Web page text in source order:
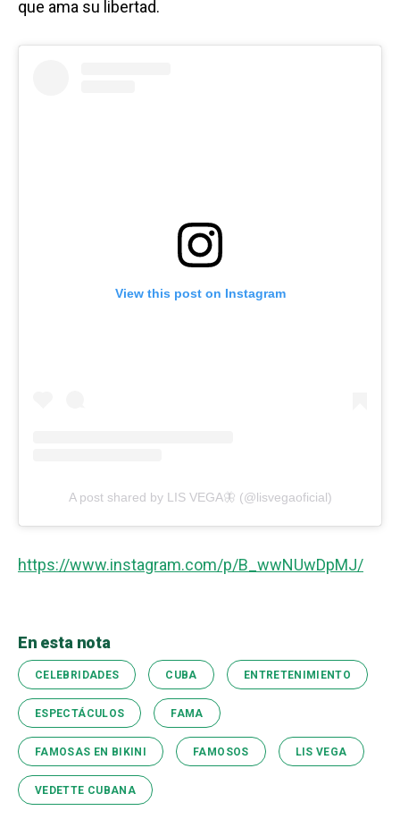
que ama su libertad.
View this post on Instagram
A post shared by LIS VEGA🦋 (@lisvegaoficial)
https://www.instagram.com/p/B_wwNUwDpMJ/
En esta nota
CELEBRIDADES CUBA ENTRETENIMIENTO
ESPECTÁCULOS FAMA
FAMOSAS EN BIKINI FAMOSOS LIS VEGA
VEDETTE CUBANA